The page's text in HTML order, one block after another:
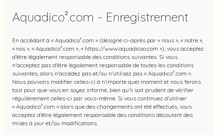
Aquadico².com - Enregistrement
En accédant à « Aquadico².com » (désigné ci-après par « nous », « notre »,
« nos », « Aquadico².com », « https://www.aquadicoo.com »), vous acceptez
d’être légalement responsable des conditions suivantes. Si vous
n’acceptez pas d’être légalement responsable de toutes les conditions
suivantes, alors n’accédez pas et/ou n’utilisez pas « Aquadico².com ».
Nous pouvons modifier celles-ci à n’importe quel moment et nous ferons
tout pour que vous en soyez informé, bien qu’il soit prudent de vérifier
régulièrement celles-ci par vous-même. Si vous continuez d’utiliser
« Aquadico².com » alors que des changements ont été effectués, vous
acceptez d’être légalement responsable des conditions découlant des
mises à jour et/ou modifications.